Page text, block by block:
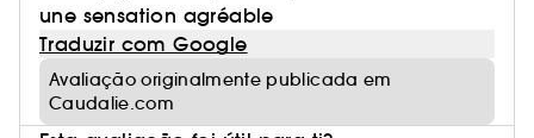
une sensation agréable
Traduzir com Google
Avaliação originalmente publicada em
Caudalie.com